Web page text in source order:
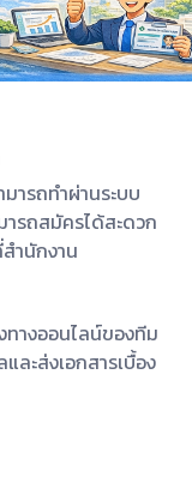
ารถทำผ่านระบบ
รถสมัครได้สะดวก
ำนักงาน
ทางออนไลน์ของทีม
ละส่งเอกสารเบื้อง